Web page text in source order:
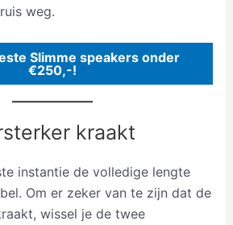
weg.
Slimme speakers onder
€250,-!
kraakt
instantie de volledige lengte
Om er zeker van te zijn dat de
wissel je de twee